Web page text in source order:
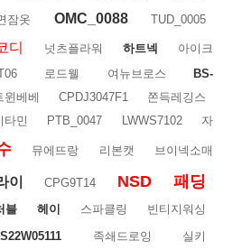
잠옷 OMC_0088 TUD_0005
디 넛츠플라워 하트넥
아이크
로드웰 여뉴브로스
BS-
윈베베 CPDJ3047F1
쫀득레깅스
타민 PTB_0047 LWWS7102 자
뮤에뜨랑 리본캣 브이넥소매
이 CPG9T14 NSD 패딩
블 헤이 스파클링 빈티지워싱
S22W05111 족쇄드로잉 실키